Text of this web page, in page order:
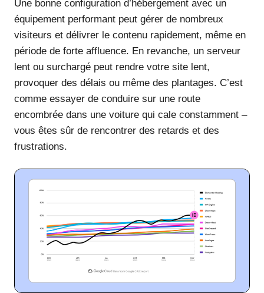
Une bonne configuration d’hébergement avec un
équipement performant peut gérer de nombreux
visiteurs et délivrer le contenu rapidement, même en
période de forte affluence. En revanche, un serveur
lent ou surchargé peut rendre votre site lent,
provoquer des délais ou même des plantages. C’est
comme essayer de conduire sur une route
encombrée dans une voiture qui cale constamment –
vous êtes sûr de rencontrer des retards et des
frustrations.